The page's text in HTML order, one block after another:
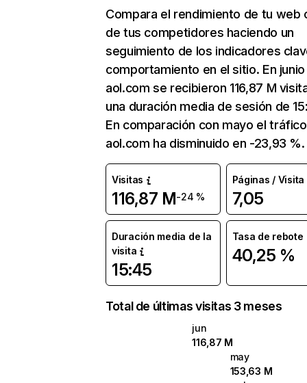
Compara el rendimiento de tu web
de tus competidores haciendo un
seguimiento de los indicadores
comportamiento en el sitio. En junio
aol.com se recibieron 116,87 M
una duración media de sesión de
En comparación con mayo el
aol.com ha disminuido en -23,93 %.
Visitas
116,87 M-24 %
Páginas / Visita
7,05
Duración media de la
visita
15:45
Tasa de rebote
40,25 %
Total de últimas visitas 3 meses
jun
116,87 M
may
153,63 M